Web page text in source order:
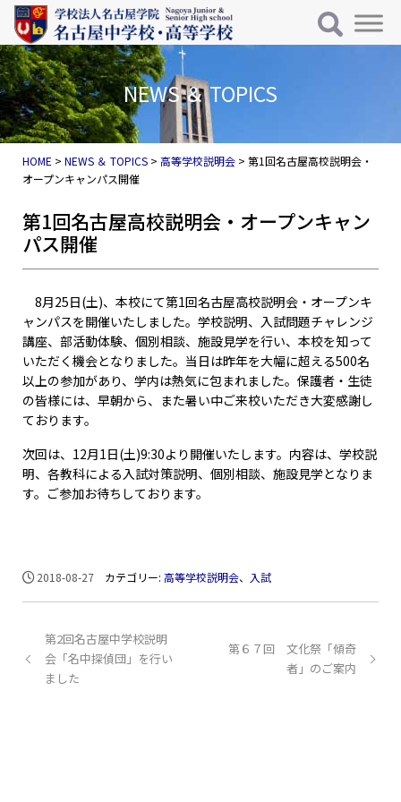
コンテンツへスキップ
メインナビゲーション
NEWS ＆ TOPICS
HOME >NEWS ＆ TOPICS >高等学校説明会 >第1回名古屋高校説明会・
オープンキャンパス開催
第1回名古屋高校説明会・オープンキャン
パス開催
8月25日(土)、本校にて第1回名古屋高校説明会・オープンキ
ャンパスを開催いたしました。学校説明、入試問題チャレンジ
講座、部活動体験、個別相談、施設見学を行い、本校を知って
いただく機会となりました。当日は昨年を大幅に超える500名
以上の参加があり、学内は熱気に包まれました。保護者・生徒
の皆様には、早朝から、また暑い中ご来校いただき大変感謝し
ております。
次回は、12月1日(土)9:30より開催いたします。内容は、学校説
明、各教科による入試対策説明、個別相談、施設見学となりま
す。ご参加お待ちしております。
2018-08-27 カテゴリー:高等学校説明会、 入試
第2回名古屋中学校説明
会「名中探偵団」を行い
ました
第６７回 文化祭「傾奇
者」のご案内